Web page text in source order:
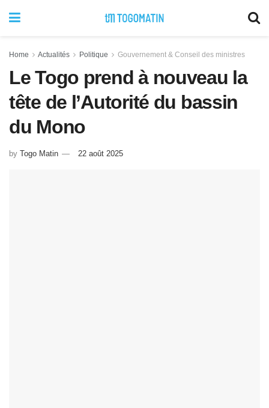
Home Actualités Politique Gouvernement & Conseil des ministres
Le Togo prend à nouveau la
tête de l’Autorité du bassin
du Mono
by Togo Matin 22 août 2025